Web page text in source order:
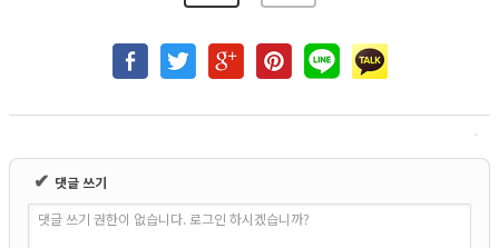
✔ 댓글 쓰기
댓글 쓰기 권한이 없습니다. 로그인 하시겠습니까?